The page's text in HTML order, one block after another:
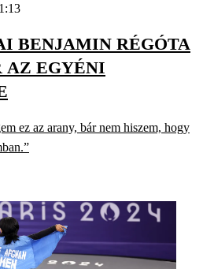
BENJAMIN RÉGÓTA
AZ EGYÉNI
ez az arany, bár nem hiszem, hogy